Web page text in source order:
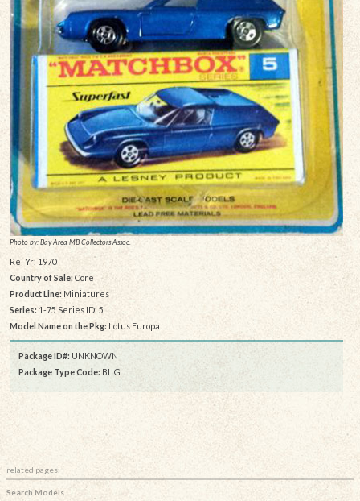
Photo by: Bay Area MB Collectors Assoc.
Rel Yr: 1970
Country of Sale: Core
Product Line:Miniatures
Series: 1-75 Series ID: 5
Model Name on the Pkg: Lotus Europa
Package ID#: UNKNOWN
Package Type Code: BL G
related pages:
Search Models